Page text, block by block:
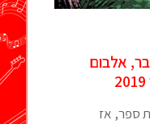
אלבום
ספר, אז